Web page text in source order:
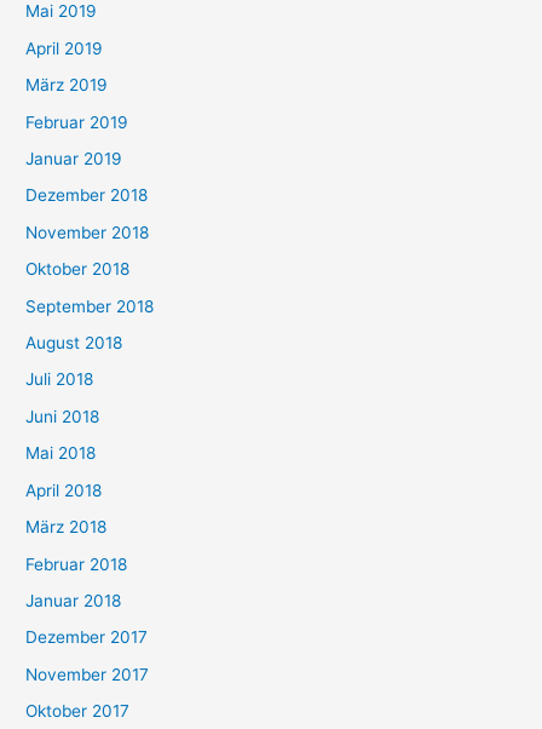
Mai 2019
April 2019
März 2019
Februar 2019
Januar 2019
Dezember 2018
November 2018
Oktober 2018
September 2018
August 2018
Juli 2018
Juni 2018
Mai 2018
April 2018
März 2018
Februar 2018
Januar 2018
Dezember 2017
November 2017
Oktober 2017